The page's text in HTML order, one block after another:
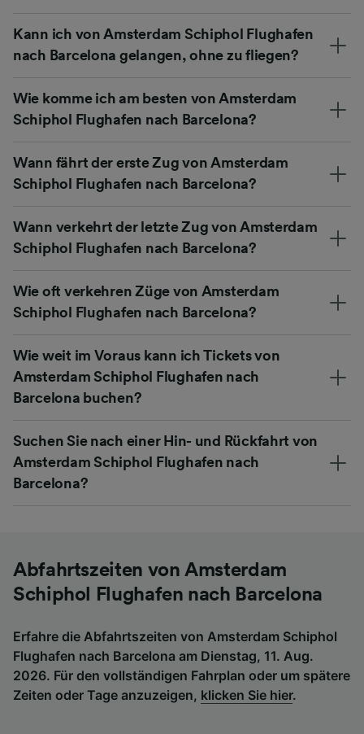
Kann ich von Amsterdam Schiphol Flughafen
nach Barcelona gelangen, ohne zu fliegen?
Wie komme ich am besten von Amsterdam
Schiphol Flughafen nach Barcelona?
Wann fährt der erste Zug von Amsterdam
Schiphol Flughafen nach Barcelona?
Wann verkehrt der letzte Zug von Amsterdam
Schiphol Flughafen nach Barcelona?
Wie oft verkehren Züge von Amsterdam
Schiphol Flughafen nach Barcelona?
Wie weit im Voraus kann ich Tickets von
Amsterdam Schiphol Flughafen nach
Barcelona buchen?
Suchen Sie nach einer Hin- und Rückfahrt von
Amsterdam Schiphol Flughafen nach
Barcelona?
Abfahrtszeiten von Amsterdam
Schiphol Flughafen nach Barcelona
Erfahre die Abfahrtszeiten von Amsterdam Schiphol
Flughafen nach Barcelona am Dienstag, 11. Aug.
2026. Für den vollständigen Fahrplan oder um spätere
Zeiten oder Tage anzuzeigen, klicken Sie hier.